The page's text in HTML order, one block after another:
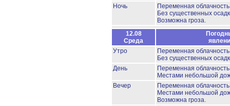
Ночь
Переменная
Без существенных
Возможна гроза.
12.08
Среда
Утро
Переменная
Без существенных
День
Переменная
Местами небольшой
Вечер
Переменная
Местами небольшой
Возможна гроза.